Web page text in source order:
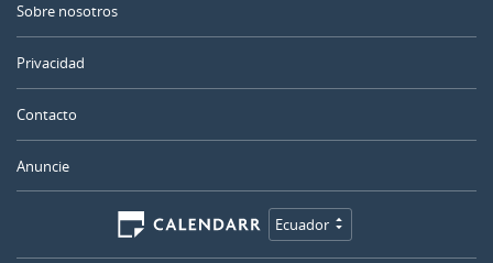
Sobre nosotros
Privacidad
Contacto
Anuncie
Ecuador